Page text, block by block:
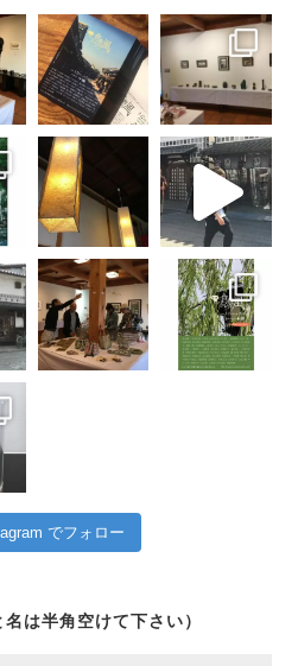
でフォロー
は半角空けて下さい）